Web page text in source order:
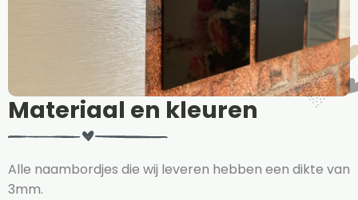
Materiaal en kleuren
Alle naambordjes die wij leveren hebben een dikte van
3mm.